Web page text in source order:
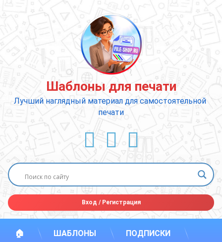
содержимому
Шаблоны для печати
Лучший наглядный материал для самостоятельной
печати
ВКонтакте
YouTube
E-mail
Вход /Регистрация
🏠 ШАБЛОНЫ ПОДПИСКИ